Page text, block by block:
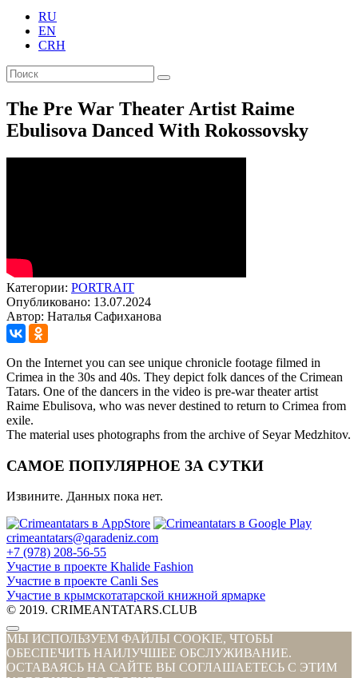
RU
EN
CRH
The Pre War Theater Artist Raime
Ebulisova Danced With Rokossovsky
Категории: PORTRAIT
Опубликовано: 13.07.2024
Автор: Наталья Сафиханова
On the Internet you can see unique chronicle footage filmed in
Crimea in the 30s and 40s. They depict folk dances of the Crimean
Tatars. One of the dancers in the video is pre-war theater artist
Raime Ebulisova, who was never destined to return to Crimea from
exile.
The material uses photographs from the archive of Seyar Medzhitov.
САМОЕ ПОПУЛЯРНОЕ ЗА СУТКИ
Извините. Данных пока нет.
crimeantatars@qaradeniz.com
+7 (978) 208-56-55
Участие в проекте Khalide Fashion
Участие в проекте Сanli Ses
Участие в крымскотатарской книжной ярмарке
© 2019. CRIMEANTATARS.CLUB
МЫ ИСПОЛЬЗУЕМ ФАЙЛЫ COOKIE, ЧТОБЫ
ОБЕСПЕЧИТЬ НАИЛУЧШЕЕ ОБСЛУЖИВАНИЕ.
ОСТАВАЯСЬ НА САЙТЕ ВЫ СОГЛАШАЕТЕСЬ С ЭТИМ